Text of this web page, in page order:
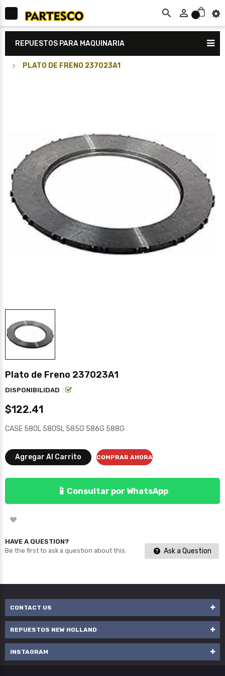
 
REPUESTOS PARA MAQUINARIA
PLATO DE FRENO 237023A1
Plato de Freno 237023A1
DISPONIBILIDAD :
$122.41
CASE 580L 580SL 585G 586G 588G
Agregar Al Carrito COMPRAR AHORA
📱 Consultar por WhatsApp
HAVE A QUESTION?
Be the first to ask a question about this.
Ask a Question
CONTACT US
REPUESTOS NEW HOLLAND
INSTAGRAM